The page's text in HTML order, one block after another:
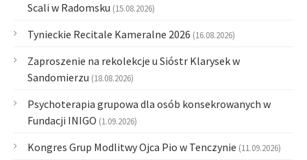
Scali w Radomsku (15.08.2026)
Tynieckie Recitale Kameralne 2026 (16.08.2026)
Zaproszenie na rekolekcje u Sióstr Klarysek w
Sandomierzu (18.08.2026)
Psychoterapia grupowa dla osób konsekrowanych w
Fundacji INIGO (1.09.2026)
Kongres Grup Modlitwy Ojca Pio w Tenczynie (11.09.2026)